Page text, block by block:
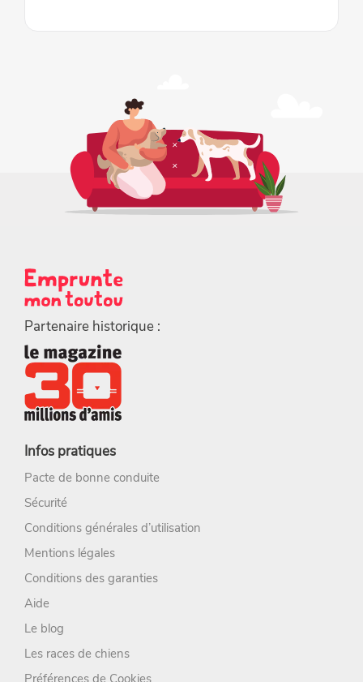
Partenaire historique :
Infos pratiques
Pacte de bonne conduite
Sécurité
Conditions générales d’utilisation
Mentions légales
Conditions des garanties
Aide
Le blog
Les races de chiens